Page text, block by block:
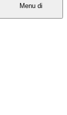
Menu di